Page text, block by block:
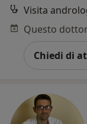
Visita
Chiedi di